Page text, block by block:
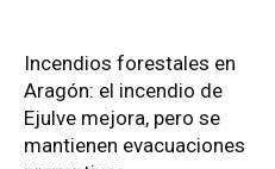
Incendios forestales en
Aragón: el incendio de
Ejulve mejora, pero se
mantienen evacuaciones